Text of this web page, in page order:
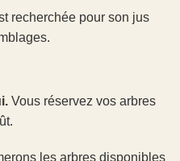
recherchée pour son jus
Vous réservez vos arbres
les arbres disponibles